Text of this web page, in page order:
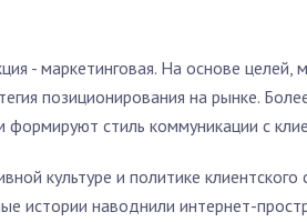
- маркетинговая. На основе целей,
позиционирования на рынке.
формируют стиль коммуникации с
культуре и политике
истории наводнили интернет-